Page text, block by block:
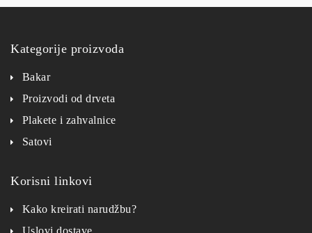
Kategorije proizvoda
Bakar
Proizvodi od drveta
Plakete i zahvalnice
Satovi
Korisni linkovi
Kako kreirati narudžbu?
Uslovi dostave